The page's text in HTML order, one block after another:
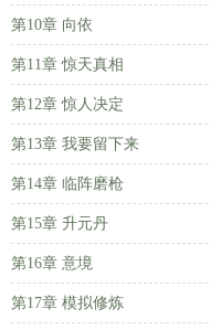
第10章 向依
第11章 惊天真相
第12章 惊人决定
第13章 我要留下来
第14章 临阵磨枪
第15章 升元丹
第16章 意境
第17章 模拟修炼